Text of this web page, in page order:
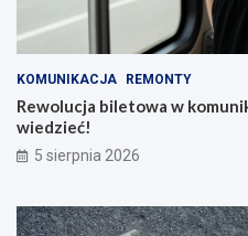
KOMUNIKACJA REMONTY
Rewolucja biletowa w
wiedzieć!
5 sierpnia 2026